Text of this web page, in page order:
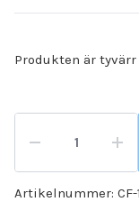
Produkten är
Artikelnummer: